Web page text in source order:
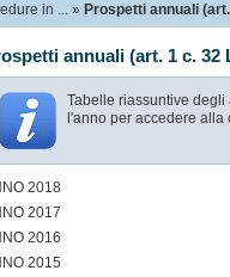
in ... » Prospetti annuali
annuali (art. 1 c. 32
Tabelle riassuntive
l'anno per accedere
2018
2017
2016
2015